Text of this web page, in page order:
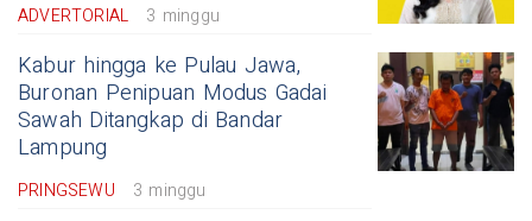
ADVERTORIAL 3 minggu
Kabur hingga ke Pulau Jawa,
Buronan Penipuan Modus Gadai
Sawah Ditangkap di Bandar
Lampung
PRINGSEWU 3 minggu